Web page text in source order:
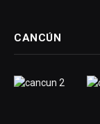
CANCÚN